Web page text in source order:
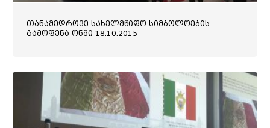
თანამედროვე სახელმწიფო სიმბოლოების
გამოფენა ონში 18.10.2015